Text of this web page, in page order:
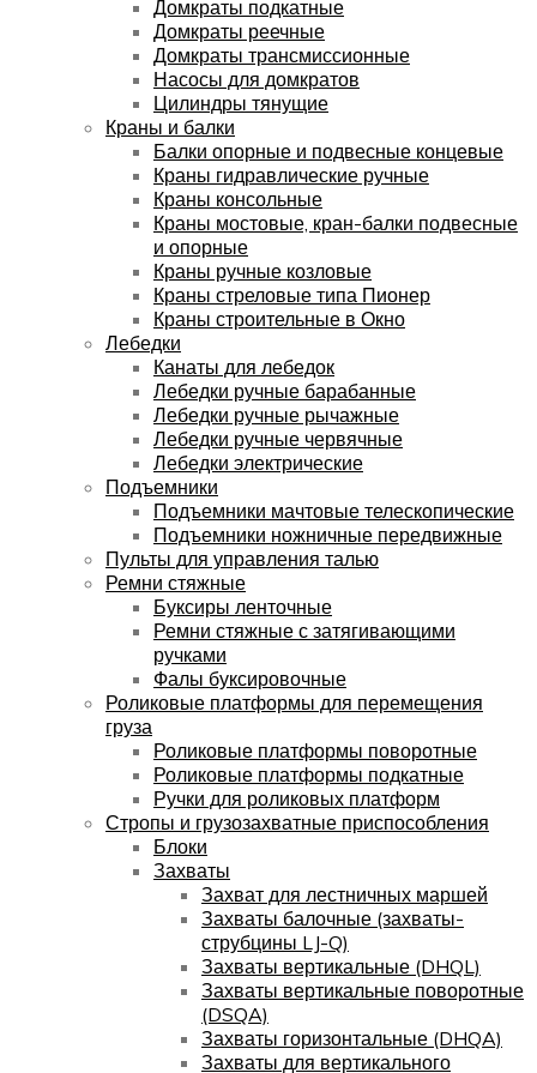
Домкраты подкатные
Домкраты реечные
Домкраты трансмиссионные
Насосы для домкратов
Цилиндры тянущие
Краны и балки
Балки опорные и подвесные концевые
Краны гидравлические ручные
Краны консольные
Краны мостовые, кран-балки подвесные
и опорные
Краны ручные козловые
Краны стреловые типа Пионер
Краны строительные в Окно
Лебедки
Канаты для лебедок
Лебедки ручные барабанные
Лебедки ручные рычажные
Лебедки ручные червячные
Лебедки электрические
Подъемники
Подъемники мачтовые телескопические
Подъемники ножничные передвижные
Пульты для управления талью
Ремни стяжные
Буксиры ленточные
Ремни стяжные с затягивающими
ручками
Фалы буксировочные
Роликовые платформы для перемещения
груза
Роликовые платформы поворотные
Роликовые платформы подкатные
Ручки для роликовых платформ
Стропы и грузозахватные приспособления
Блоки
Захваты
Захват для лестничных маршей
Захваты балочные (захваты-
струбцины LJ-Q)
Захваты вертикальные (DHQL)
Захваты вертикальные поворотные
(DSQA)
Захваты горизонтальные (DHQA)
Захваты для вертикального